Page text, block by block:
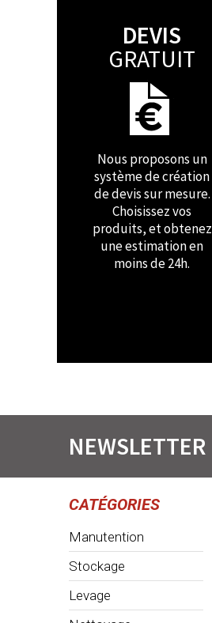
DEVIS
GRATUIT
Nous proposons un
système de création
de devis sur mesure.
Choisissez vos
produits, et obtenez
une estimation en
moins de 24h.
NEWSLETTER
CATÉGORIES
Manutention
Stockage
Levage